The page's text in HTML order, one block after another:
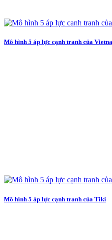
Mô hình 5 áp lực cạnh tranh của
Mô hình 5 áp lực cạnh tranh của Tiki